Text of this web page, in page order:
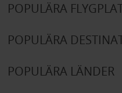
POPULÄRA
POPULÄRA
POPULÄRA LÄNDER